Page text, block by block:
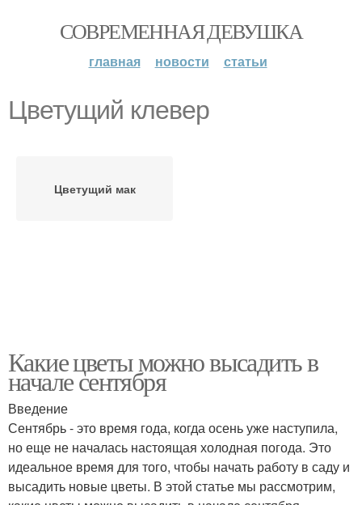
СОВРЕМЕННАЯ ДЕВУШКА
главная новости статьи
Цветущий клевер
Цветущий мак
Какие цветы можно высадить в
начале сентября
Введение
Сентябрь - это время года, когда осень уже наступила,
но еще не началась настоящая холодная погода. Это
идеальное время для того, чтобы начать работу в саду и
высадить новые цветы. В этой статье мы рассмотрим,